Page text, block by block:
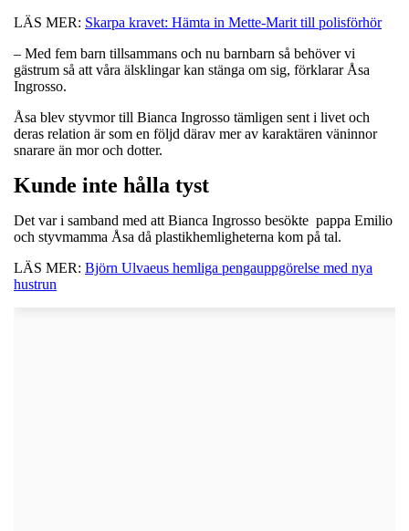
LÄS MER: Skarpa kravet: Hämta in Mette-Marit till polisförhör
– Med fem barn tillsammans och nu barnbarn så behöver vi
gästrum så att våra älsklingar kan stänga om sig, förklarar Åsa
Ingrosso.
Åsa blev styvmor till Bianca Ingrosso tämligen sent i livet och
deras relation är som en följd därav mer av karaktären väninnor
snarare än mor och dotter.
Kunde inte hålla tyst
Det var i samband med att Bianca Ingrosso besökte pappa Emilio
och styvmamma Åsa då plastikhemligheterna kom på tal.
LÄS MER: Björn Ulvaeus hemliga pengauppgörelse med nya
hustrun